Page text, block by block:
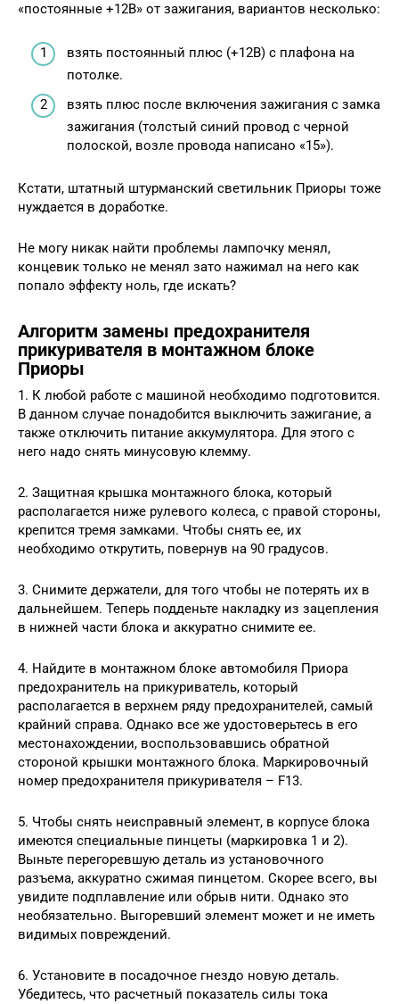
«постоянные +12В» от зажигания, вариантов несколько:
взять постоянный плюс (+12В) с плафона на
потолке.
взять плюс после включения зажигания с замка
зажигания (толстый синий провод с черной
полоской, возле провода написано «15»).
Кстати, штатный штурманский светильник Приоры тоже
нуждается в доработке.
Не могу никак найти проблемы лампочку менял,
концевик только не менял зато нажимал на него как
попало эффекту ноль, где искать?
Алгоритм замены предохранителя
прикуривателя в монтажном блоке
Приоры
1. К любой работе с машиной необходимо подготовится.
В данном случае понадобится выключить зажигание, а
также отключить питание аккумулятора. Для этого с
него надо снять минусовую клемму.
2. Защитная крышка монтажного блока, который
располагается ниже рулевого колеса, с правой стороны,
крепится тремя замками. Чтобы снять ее, их
необходимо открутить, повернув на 90 градусов.
3. Снимите держатели, для того чтобы не потерять их в
дальнейшем. Теперь подденьте накладку из зацепления
в нижней части блока и аккуратно снимите ее.
4. Найдите в монтажном блоке автомобиля Приора
предохранитель на прикуриватель, который
располагается в верхнем ряду предохранителей, самый
крайний справа. Однако все же удостоверьтесь в его
местонахождении, воспользовавшись обратной
стороной крышки монтажного блока. Маркировочный
номер предохранителя прикуривателя – F13.
5. Чтобы снять неисправный элемент, в корпусе блока
имеются специальные пинцеты (маркировка 1 и 2).
Выньте перегоревшую деталь из установочного
разъема, аккуратно сжимая пинцетом. Скорее всего, вы
увидите подплавление или обрыв нити. Однако это
необязательно. Выгоревший элемент может и не иметь
видимых повреждений.
6. Установите в посадочное гнездо новую деталь.
Убедитесь, что расчетный показатель силы тока